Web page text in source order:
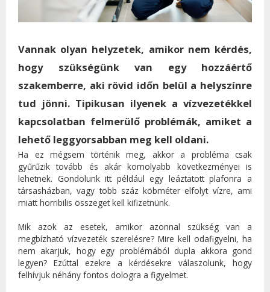
Vannak olyan helyzetek, amikor nem kérdés,
hogy szükségünk van egy hozzáértő
szakemberre, aki rövid időn belül a helyszínre
tud jönni. Tipikusan ilyenek a vízvezetékkel
kapcsolatban felmerülő problémák, amiket a
lehető leggyorsabban meg kell oldani.
Ha ez mégsem történik meg, akkor a probléma csak
gyűrűzik tovább és akár komolyabb következményei is
lehetnek. Gondolunk itt például egy leáztatott plafonra a
társasházban, vagy több száz köbméter elfolyt vízre, ami
miatt horribilis összeget kell kifizetnünk.
Mik azok az esetek, amikor azonnal szükség van a
megbízható vízvezeték szerelésre? Mire kell odafigyelni, ha
nem akarjuk, hogy egy problémából dupla akkora gond
legyen? Ezúttal ezekre a kérdésekre válaszolunk, hogy
felhívjuk néhány fontos dologra a figyelmet.